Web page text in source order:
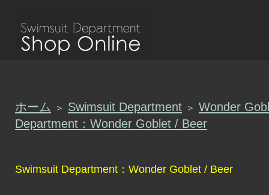
ホーム ＞ Swimsuit Department ＞ Wonder
Department：Wonder Goblet / Beer
Swimsuit Department：Wonder Goblet / Beer